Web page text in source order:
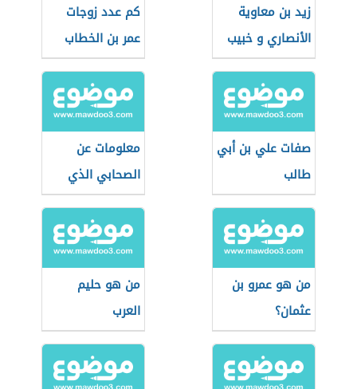
زيد بن معاوية
الأنصاري و خبيب
بن عدي
كم عدد زوجات
عمر بن الخطاب
صفات علي بن أبي
طالب
معلومات عن
الصحابي الذي
غسلته الملائكه
من هو عمرو بن
عثمان؟
من هو حليم
العرب